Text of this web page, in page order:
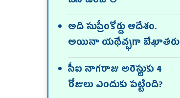
అది సుప్రీంకోర్డు ఆదేశం.
అయినా యథేచ్ఛగా బేఖాతరు
సీఐ నాగరాజు అరెస్టుకు 4
రోజులు ఎందుకు పట్టింది?